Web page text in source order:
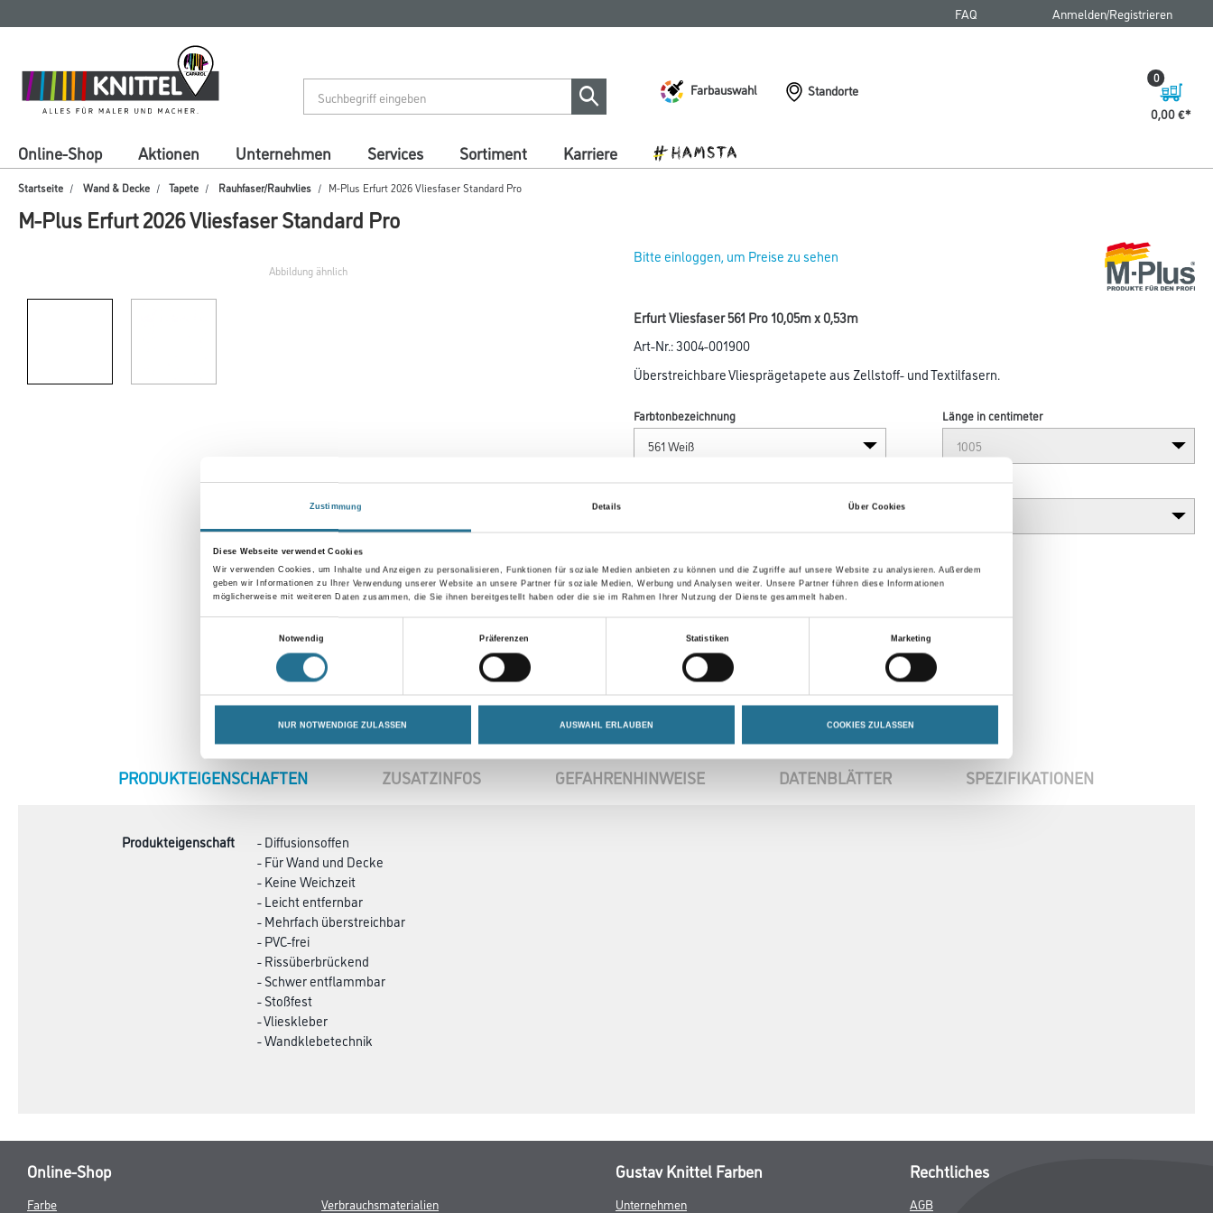
Zustimmung Details Über Cookies
Diese Webseite verwendet Cookies
Wir verwenden Cookies, um Inhalte und Anzeigen zu personalisieren, Funktionen für soziale Medien anbieten zu können und die Zugriffe auf unsere Website zu analysieren. Außerdem
geben wir Informationen zu Ihrer Verwendung unserer Website an unsere Partner für soziale Medien, Werbung und Analysen weiter. Unsere Partner führen diese Informationen
möglicherweise mit weiteren Daten zusammen, die Sie ihnen bereitgestellt haben oder die sie im Rahmen Ihrer Nutzung der Dienste gesammelt haben.
Notwendig
Präferenzen Statistiken Marketing
NUR NOTWENDIGE ZULASSEN AUSWAHL ERLAUBEN COOKIES ZULASSEN
springen
springen
FAQ Anmelden/Registrieren
Farbauswahl
Standorte
0,00 €
0
Online-Shop Aktionen Unternehmen Services Sortiment Karriere
Startseite Wand & Decke Tapete Rauhfaser/Rauhvlies M-Plus Erfurt 2026 Vliesfaser Standard Pro
M-Plus Erfurt 2026 Vliesfaser Standard Pro
Abbildung ähnlich
Bitte einloggen, um Preise zu sehen
Erfurt Vliesfaser 561 Pro 10,05m x 0,53m
Art-Nr.:3004-001900
Überstreichbare Vliesprägetapete aus Zellstoff- und Textilfasern.
Farbtonbezeichnung Länge in centimeter
Umrechnungsfaktoren
CURRENT
PRODUKTEIGENSCHAFTEN ZUSATZINFOS GEFAHRENHINWEISE DATENBLÄTTER SPEZIFIKATIONEN
Produkteigenschaft
- Diffusionsoffen
- Für Wand und Decke
- Keine Weichzeit
- Leicht entfernbar
- Mehrfach überstreichbar
- PVC-frei
- Rissüberbrückend
- Schwer entflammbar
- Stoßfest
- Vlieskleber
- Wandklebetechnik
Online-Shop
Farbe Verbrauchsmaterialien
Gustav Knittel Farben
Unternehmen
Rechtliches
AGB